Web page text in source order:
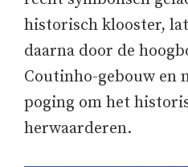
historisch klooster,
daarna door de
Coutinho-gebouw en
poging om het
herwaarderen.